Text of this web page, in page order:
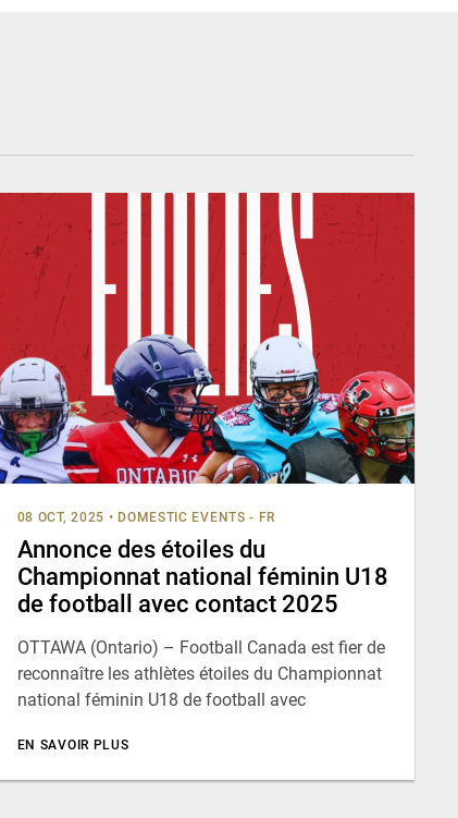
08 OCT, 2025 • DOMESTIC EVENTS - FR
Annonce des étoiles du
Championnat national féminin U18
de football avec contact 2025
OTTAWA (Ontario) – Football Canada est fier de
reconnaître les athlètes étoiles du Championnat
national féminin U18 de football avec
EN SAVOIR PLUS